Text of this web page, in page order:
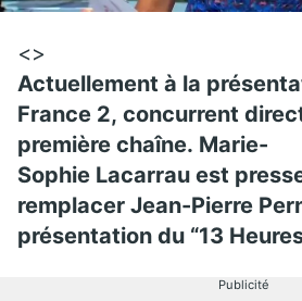
<>
Actuellement à la
France 2, concurrent
première chaîne. Marie-
Sophie Lacarrau est
remplacer Jean-Pierre
présentation du “13
Publicité